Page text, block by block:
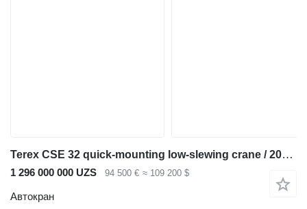
Terex CSE 32 quick-mounting low-slewing crane / 2023 / Remote control
1 296 000 000 UZS 94 500 € ≈ 109 200 $
Автокран